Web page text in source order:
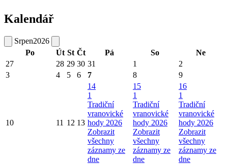
Kalendář
Srpen2026
Po
Út St Čt Pá So
Ne
27
28 29 30 31 1
2
3
4 5 6 7 8 9
10 11 12 13
14
1
Tradiční
vranovické
hody 2026
Zobrazit
všechny
záznamy ze
dne
15
1
Tradiční
vranovické
hody 2026
Zobrazit
všechny
záznamy ze
dne
16
1
Tradiční
vranovické
hody 2026
Zobrazit
všechny
záznamy ze
dne